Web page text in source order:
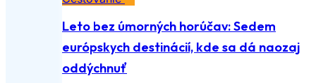
Leto bez úmorných horúčav: Sedem
európskych destinácií, kde sa dá naozaj
oddýchnuť